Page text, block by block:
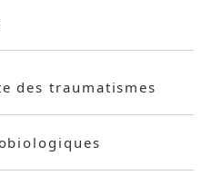
des traumatismes